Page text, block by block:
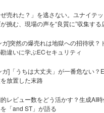
ぜ売れた？」を逃さない。ユナイテ
挑む、現場の声を“良質に”収集する
ガ]突然の爆売れは地獄への招待状？
違いに学ぶECセキュリティ
ガ]「うちは大丈夫」が一番危ない？
放置した末路
レビュー数をどう活かす？生成AI
「and ST」が語る